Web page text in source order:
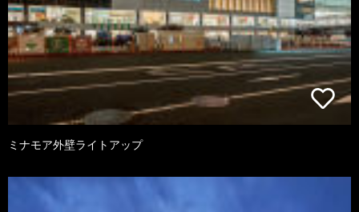
ミナモア外壁ライトアップ